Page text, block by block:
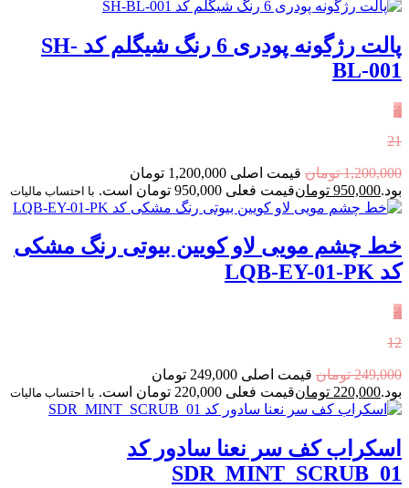
پالت رژگونه پودری 6 رنگ شیگلم کد SH-
BL-001
٪
21
1,200,000 تومان
قیمت اصلی 1,200,000 تومان
بود.950,000 تومانقیمت فعلی 950,000 تومان است. با احتساب مالیات
خط چشم مویی لاو کویین بیوتی رنگ مشکی
کد LQB-EY-01-PK
٪
12
249,000 تومان
قیمت اصلی 249,000 تومان
بود.220,000 تومانقیمت فعلی 220,000 تومان است. با احتساب مالیات
اسکراب کف سر نعنا سادور کد
SDR_MINT_SCRUB_01